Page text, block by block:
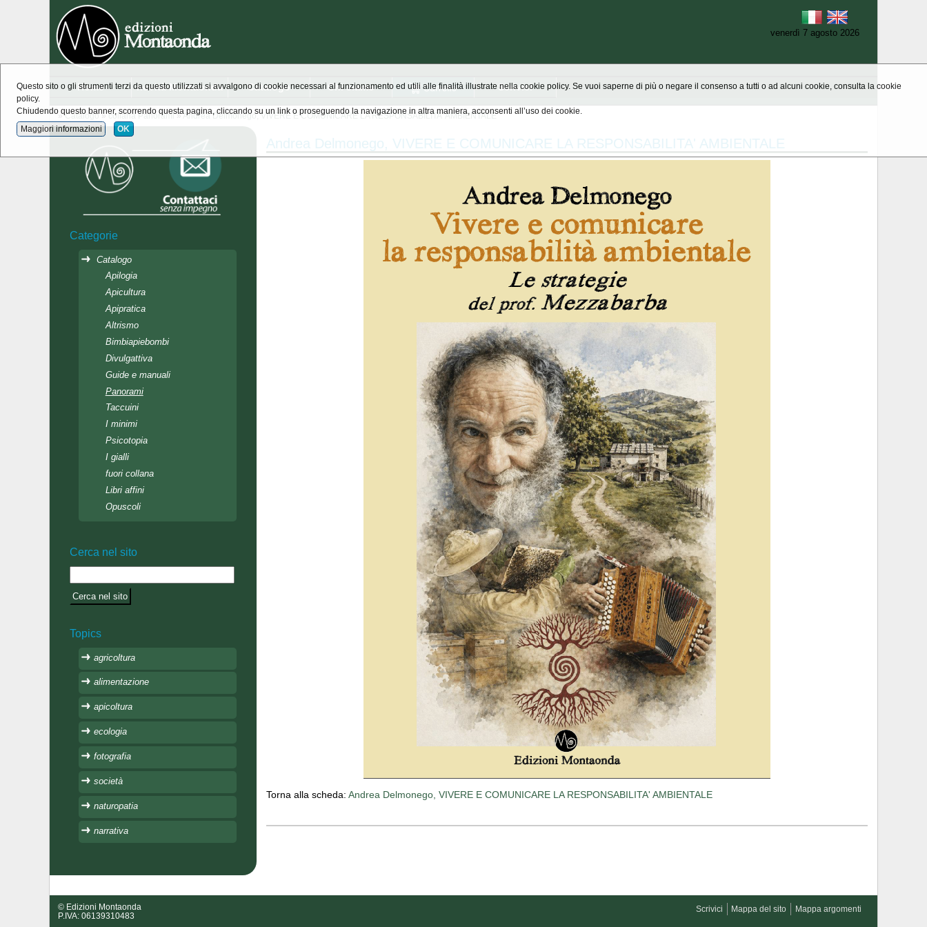
venerdì 7 agosto 2026
Home novità Montaonda Catalogo Chi siamo Scrivici
»Catalogo »collana Panorami »Andrea Delmonego, VIVERE E COMUNICARE LA RESPONSABILITA' AMBIENTALE
Andrea Delmonego, VIVERE E COMUNICARE LA RESPONSABILITA' AMBIENTALE
Torna alla scheda:Andrea Delmonego, VIVERE E COMUNICARE LA RESPONSABILITA' AMBIENTALE
Categorie
Catalogo
Apilogia
Apicultura
Apipratica
Altrismo
Bimbiapiebombi
Divulgattiva
Guide e manuali
Panorami
Taccuini
I minimi
Psicotopia
I gialli
fuori collana
Libri affini
Opuscoli
Cerca nel sito
Topics
agricoltura
alimentazione
apicoltura
ecologia
fotografia
società
naturopatia
narrativa
© Edizioni Montaonda
P.IVA: 06139310483
Scrivici Mappa del sito Mappa argomenti
Questo sito o gli strumenti terzi da questo utilizzati si avvalgono di cookie necessari al funzionamento ed utili alle finalità illustrate nella cookie policy. Se vuoi saperne di più o negare il consenso a tutti o ad alcuni cookie, consulta la cookie
policy.
Chiudendo questo banner, scorrendo questa pagina, cliccando su un link o proseguendo la navigazione in altra maniera, acconsenti all’uso dei cookie.
Maggiori informazioni OK